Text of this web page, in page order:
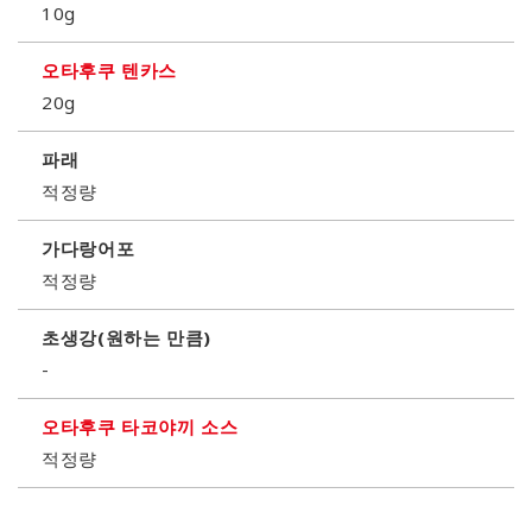
10g
오타후쿠 텐카스
20g
파래
적정량
가다랑어포
적정량
초생강(원하는 만큼)
-
오타후쿠 타코야끼 소스
적정량